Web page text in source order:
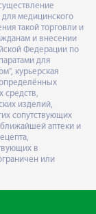
медицинского
такой торговли и
и внесении
Федерации по
для
курьерская
средств,
изделий,
сопутствующих
аптеки и
в
или